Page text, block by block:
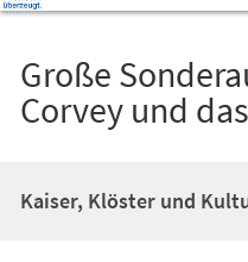
Große
Corvey und
Kaiser, Klöster und